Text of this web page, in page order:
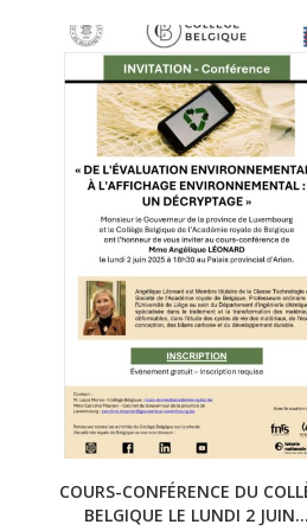
COURS-CONFÉRENCE DU
BELGIQUE LE LUNDI 2 JUIN...